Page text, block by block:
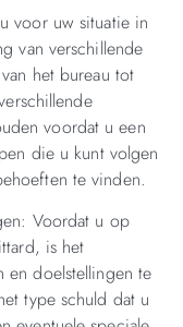
voor uw situatie in
van verschillende
het bureau tot
voordat u een
die u kunt volgen
te vinden.
Voordat u op
is het
en doelstellingen te
type schuld dat u